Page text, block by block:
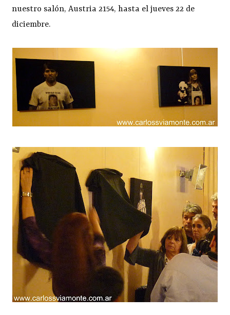
nuestro salón, Austria 2154, hasta el jueves 22 de
diciembre.